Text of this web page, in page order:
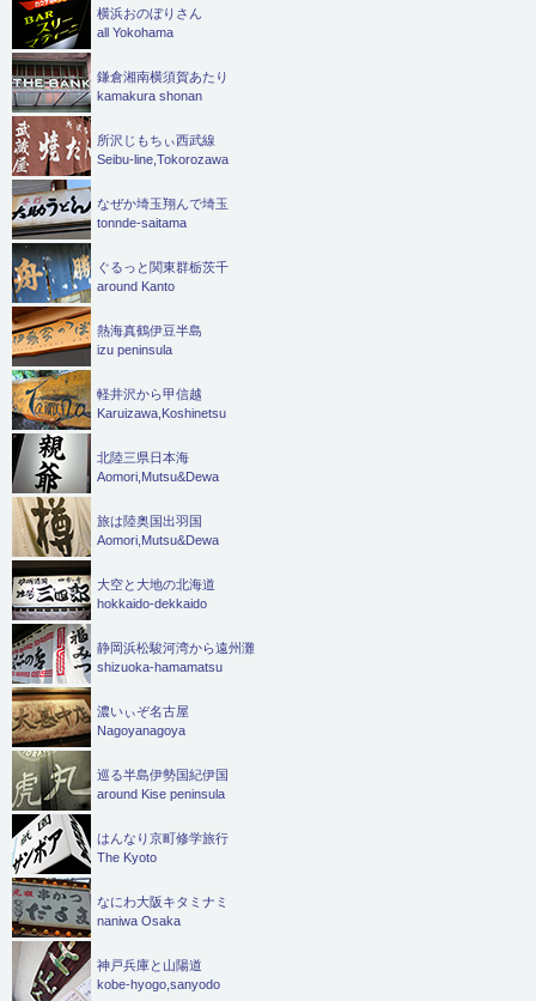
横浜おのぼりさん
all Yokohama
鎌倉湘南横須賀あたり
kamakura shonan
所沢じもちぃ西武線
Seibu-line,Tokorozawa
なぜか埼玉翔んで埼玉
tonnde-saitama
ぐるっと関東群栃茨千
around Kanto
熱海真鶴伊豆半島
izu peninsula
軽井沢から甲信越
Karuizawa,Koshinetsu
北陸三県日本海
Aomori,Mutsu&Dewa
旅は陸奥国出羽国
Aomori,Mutsu&Dewa
大空と大地の北海道
hokkaido-dekkaido
静岡浜松駿河湾から遠州灘
shizuoka-hamamatsu
濃いぃぞ名古屋
Nagoyanagoya
巡る半島伊勢国紀伊国
around Kise peninsula
はんなり京町修学旅行
The Kyoto
なにわ大阪キタミナミ
naniwa Osaka
神戸兵庫と山陽道
kobe-hyogo,sanyodo